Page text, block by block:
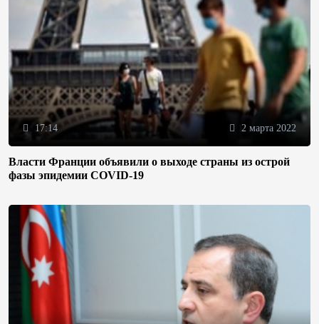
17:14 2 марта 2022
Власти Франции объявили о выходе страны из острой
фазы эпидемии COVID-19